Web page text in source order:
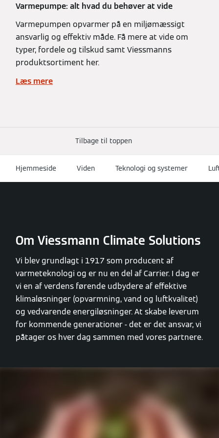
Varmepumpe: alt hvad du behøver at vide
Varmepumpen opvarmer på en miljømæssigt
ansvarlig og effektiv måde. Få mere at vide om
typer, fordele og tilskud samt Viessmanns
produktsortiment her.
Læs mere
Tilbage til toppen
Hjemmeside Viden Teknologi og systemer
Om Viessmann Climate Solutions
Vi blev grundlagt i 1917 som producent af
varmeteknologi og er nu en del af Carrier. I dag er
vi en af verdens førende udbydere af effektive
klimaløsninger (opvarmning, vand og luftkvalitet)
og vedvarende energiløsninger. At skabe leverum
for kommende generationer - det er det ansvar, vi
påtager os hver dag sammen med vores partnere.